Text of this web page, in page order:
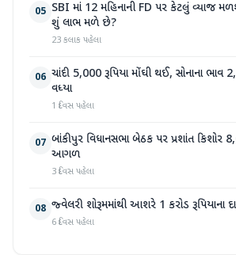
05 SBI માં 12 મહિનાની FD પર કેટલું વ્યાજ
શું લાભ મળે છે?
23 કલાક પહેલા
06 ચાંદી 5,000 રૂપિયા મોંઘી થઈ, સોનાના ભાવ
વધ્યા
1 દિવસ પહેલા
07 બાંકીપુર વિધાનસભા બેઠક પર પ્રશાંત કિશોર
આગળ
3 દિવસ પહેલા
08 જ્વેલરી શોરૂમમાંથી આશરે 1 કરોડ રૂપિયાના
6 દિવસ પહેલા